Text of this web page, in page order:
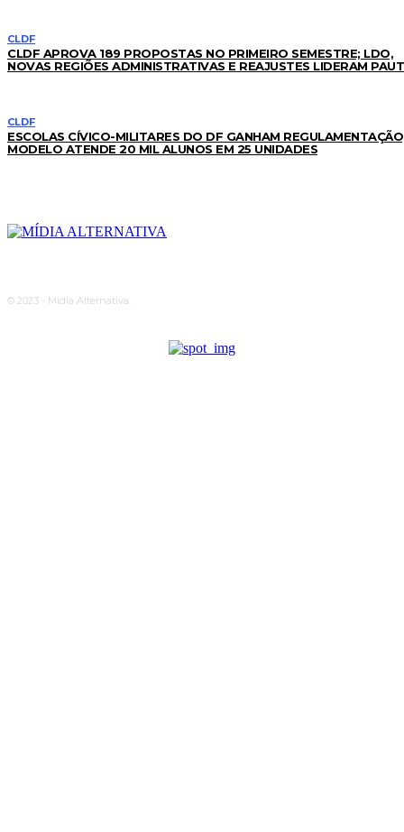
CLDF
CLDF APROVA 189 PROPOSTAS NO PRIMEIRO SEMESTRE; LDO,
NOVAS REGIÕES ADMINISTRATIVAS E REAJUSTES LIDERAM
CLDF
ESCOLAS CÍVICO-MILITARES DO DF GANHAM
MODELO ATENDE 20 MIL ALUNOS EM 25 UNIDADES
© 2023 - Midia Alternativa.